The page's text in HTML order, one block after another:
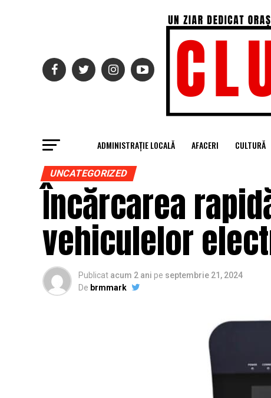
ADMINISTRAȚIE LOCALĂ AFACERI CULTURĂ
UNCATEGORIZED
Încărcarea
vehiculelor
Publicat acum 2 ani pe septembrie 21, 2024
De brmmark